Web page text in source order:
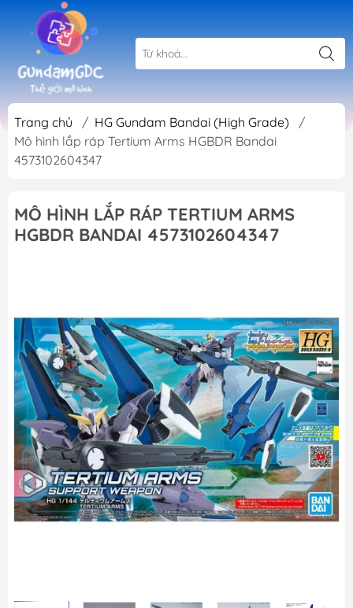
Trang chủ / HG Gundam Bandai (High Grade)
/
Mô hình lắp ráp Tertium Arms HGBDR Bandai
4573102604347
MÔ HÌNH LẮP RÁP TERTIUM ARMS
HGBDR BANDAI 4573102604347